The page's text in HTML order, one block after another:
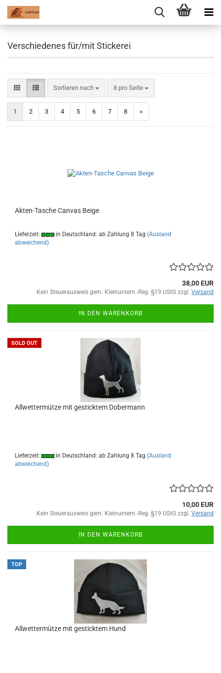
Verschiedenes für/mit Stickerei
Sortieren nach
Sortieren nach 8 pro Seite
pro Seite
1 2 3 4 5 6 7 8 »
Akten-Tasche Canvas Beige
Lieferzeit: in Deutschland: ab Zahlung 8 Tag (Ausland
abweichend)
38,00 EUR
Kein Steuerausweis gem. Kleinuntern.-Reg. §19 UStG zzgl. Versand
IN DEN WARENKORB
SOLD OUT
Allwettermütze mit gesticktem Dobermann
Lieferzeit: in Deutschland: ab Zahlung 8 Tag (Ausland
abweichend)
10,00 EUR
Kein Steuerausweis gem. Kleinuntern.-Reg. §19 UStG zzgl. Versand
IN DEN WARENKORB
TOP
Allwettermütze mit gesticktem Hund